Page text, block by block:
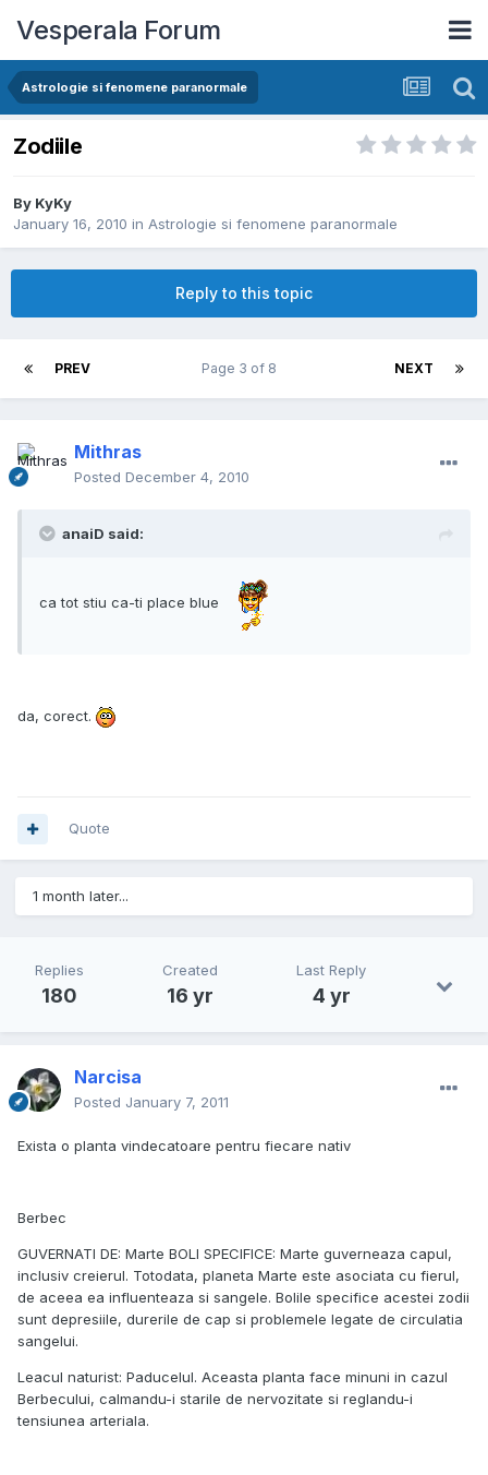
Vesperala Forum
Astrologie si fenomene paranormale
Zodiile
By KyKy
January 16, 2010 in Astrologie si fenomene paranormale
Reply to this topic
PREV NEXT
Page 3 of 8
Mithras
Posted December 4, 2010
anaiD said:
ca tot stiu ca-ti place blue
da, corect.
Quote
1 month later...
Replies
180
Created
16 yr
Last Reply
4 yr
Narcisa
Posted January 7, 2011
Exista o planta vindecatoare pentru fiecare nativ
Berbec
GUVERNATI DE: Marte BOLI SPECIFICE: Marte guverneaza capul,
inclusiv creierul. Totodata, planeta Marte este asociata cu fierul,
de aceea ea influenteaza si sangele. Bolile specifice acestei zodii
sunt depresiile, durerile de cap si problemele legate de circulatia
sangelui.
Leacul naturist: Paducelul. Aceasta planta face minuni in cazul
Berbecului, calmandu-i starile de nervozitate si reglandu-i
tensiunea arteriala.